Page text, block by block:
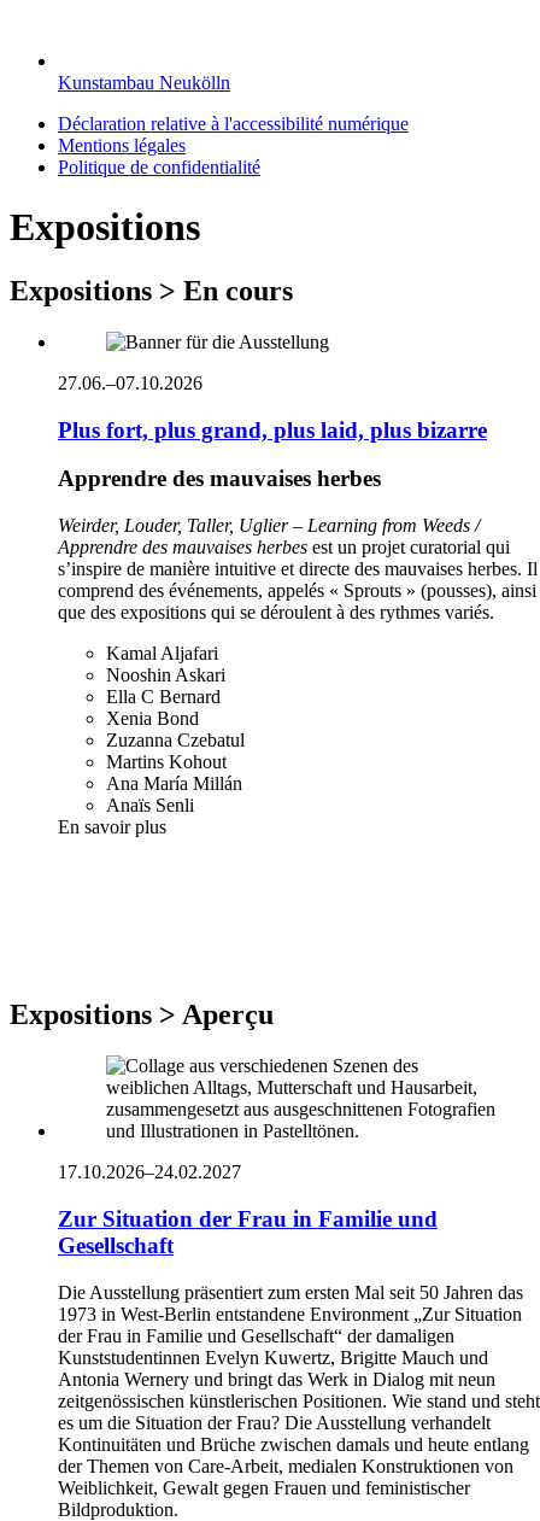
Kunstambau Neukölln
Déclaration relative à l'accessibilité numérique
Mentions légales
Politique de confidentialité
Expositions
Expositions > En cours
27.06.–07.10.2026
Plus fort, plus grand, plus laid, plus bizarre
Apprendre des mauvaises herbes
Weirder, Louder, Taller, Uglier – Learning from Weeds /
Apprendre des mauvaises herbes est un projet curatorial qui
s’inspire de manière intuitive et directe des mauvaises herbes. Il
comprend des événements, appelés « Sprouts » (pousses), ainsi
que des expositions qui se déroulent à des rythmes variés.
Kamal Aljafari
Nooshin Askari
Ella C Bernard
Xenia Bond
Zuzanna Czebatul
Martins Kohout
Ana María Millán
Anaïs Senli
En savoir plus
Expositions > Aperçu
17.10.2026–24.02.2027
Zur Situation der Frau in Familie und
Gesellschaft
Die Ausstellung präsentiert zum ersten Mal seit 50 Jahren das
1973 in West-Berlin entstandene Environment „Zur Situation
der Frau in Familie und Gesellschaft“ der damaligen
Kunststudentinnen Evelyn Kuwertz, Brigitte Mauch und
Antonia Wernery und bringt das Werk in Dialog mit neun
zeitgenössischen künstlerischen Positionen. Wie stand und steht
es um die Situation der Frau? Die Ausstellung verhandelt
Kontinuitäten und Brüche zwischen damals und heute entlang
der Themen von Care-Arbeit, medialen Konstruktionen von
Weiblichkeit, Gewalt gegen Frauen und feministischer
Bildproduktion.